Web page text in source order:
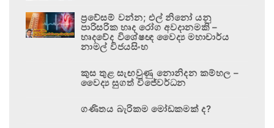
ප්‍රවේසම් වන්න; එල් නිනෝ යනු
පාරිසරික හෘද රෝග අවදානමකි –
හෘදවේද විශේෂඥ වෛද්‍ය මහාචාර්ය
නාමල් විජයසිංහ
කුස තුළ සැඟවුණු නොනිදන කම්හල –
වෛද්‍ය සුගත් විජේවර්ධන
ගණිතය බැරිකම මෝඩකමක් ද?